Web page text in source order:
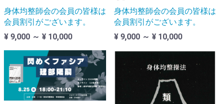
身体均整師会の会員の皆様は
会員割引がございます。
¥ 9,000 ～ ¥ 10,000
身体均整師会の会員の皆様は
会員割引がございます。
¥ 9,000 ～ ¥ 10,000